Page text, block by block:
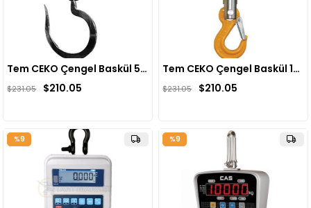
Tem CEKO Çengel Baskül 500kg-200gr
$210.05
$231.05
Tem CEKO Çengel Baskül 1Ton-500gr
$210.05
$231.05
%9 %9